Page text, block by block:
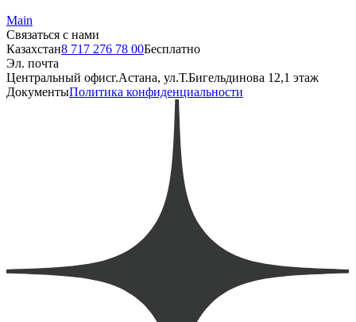
Main
Связаться с нами
Казахстан8 717 276 78 00Бесплатно
Эл. почта
Центральный офисг.Астана, ул.Т.Бигельдинова 12,1 этаж
ДокументыПолитика конфиденциальности